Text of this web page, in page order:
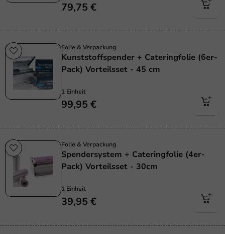
79,75 €
Folie & Verpackung
Kunststoffspender + Cateringfolie (6er-
Pack) Vorteilsset - 45 cm
1 Einheit
99,95 €
Folie & Verpackung
Spendersystem + Cateringfolie (4er-
Pack) Vorteilsset - 30cm
1 Einheit
39,95 €